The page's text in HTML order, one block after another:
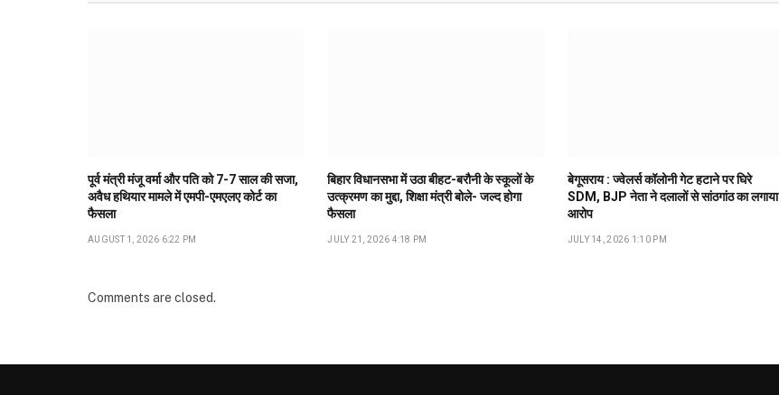
पूर्व मंत्री मंजू वर्मा और पति को 7-7 साल की सजा,
अवैध हथियार मामले में एमपी-एमएलए कोर्ट का
फैसला
AUGUST 1, 2026 6:22 PM
बिहार विधानसभा में उठा बीहट-बरौनी के स्कूलों के
उत्क्रमण का मुद्दा, शिक्षा मंत्री बोले- जल्द होगा
फैसला
JULY 21, 2026 4:18 PM
बेगूसराय : ज्वेलर्स कॉलोनी गेट हटाने पर घिरे
SDM, BJP नेता ने दलालों से सांठगांठ का लगाया
आरोप
JULY 14, 2026 1:10 PM
Comments are closed.